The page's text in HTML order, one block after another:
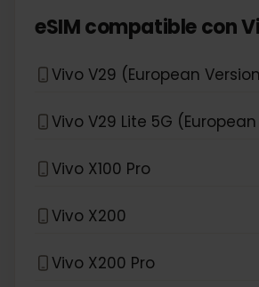
eSIM compatible con
Vivo V29 (European
Vivo V29 Lite 5G
Vivo X100 Pro
Vivo X200
Vivo X200 Pro